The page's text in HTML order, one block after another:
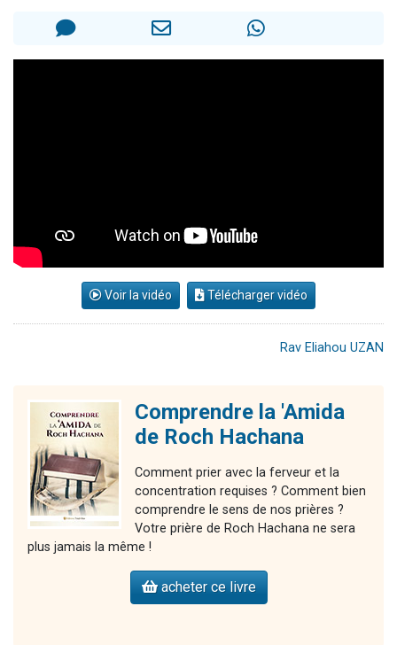
Voir la vidéo Télécharger vidéo
Rav Eliahou UZAN
Comprendre la 'Amida
de Roch Hachana
Comment prier avec la ferveur et la
concentration requises ? Comment bien
comprendre le sens de nos prières ?
Votre prière de Roch Hachana ne sera
plus jamais la même !
acheter ce livre